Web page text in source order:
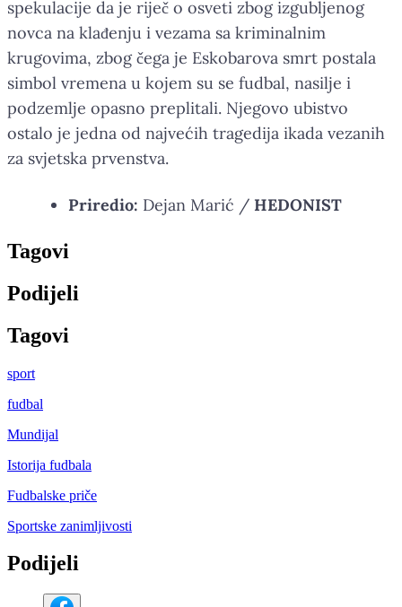
spekulacije da je riječ o osveti zbog izgubljenog
novca na klađenju i vezama sa kriminalnim
krugovima, zbog čega je Eskobarova smrt postala
simbol vremena u kojem su se fudbal, nasilje i
podzemlje opasno preplitali. Njegovo ubistvo
ostalo je jedna od najvećih tragedija ikada vezanih
za svjetska prvenstva.
Priredio: Dejan Marić / HEDONIST
Tagovi
Podijeli
Tagovi
sport
fudbal
Mundijal
Istorija fudbala
Fudbalske priče
Sportske zanimljivosti
Podijeli